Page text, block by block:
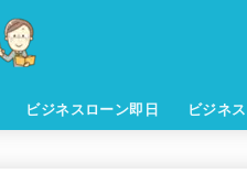
ビジネスローン即日 ビジネ